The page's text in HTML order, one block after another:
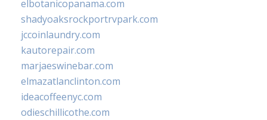
elbotanicopanama.com
shadyoaksrockportrvpark.com
jccoinlaundry.com
kautorepair.com
marjaeswinebar.com
elmazatlanclinton.com
ideacoffeenyc.com
odieschillicothe.com